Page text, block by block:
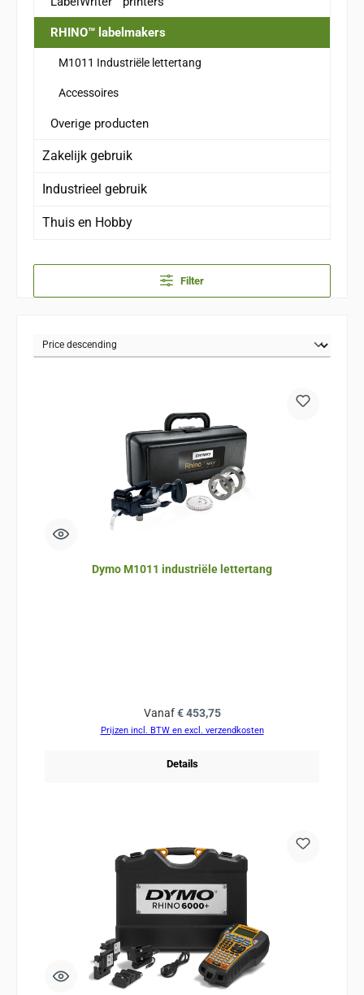
RHINO™ labelmakers
M1011 Industriële lettertang
Accessoires
Overige producten
Zakelijk gebruik
Industrieel gebruik
Thuis en Hobby
Filter
Dymo M1011 industriële lettertang
Normale prijs:
Vanaf€ 453,75
Prijzen incl. BTW en excl. verzendkosten
Details